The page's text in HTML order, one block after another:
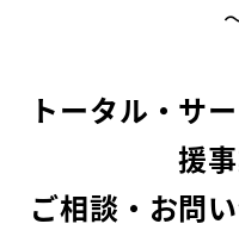
トータル・サ
援
ご相談・お問